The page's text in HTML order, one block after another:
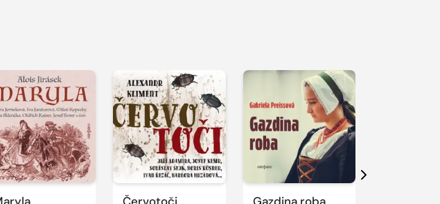
Červotoči
Přehrát
ukázku
Gazdina roba
Přehrát
Další